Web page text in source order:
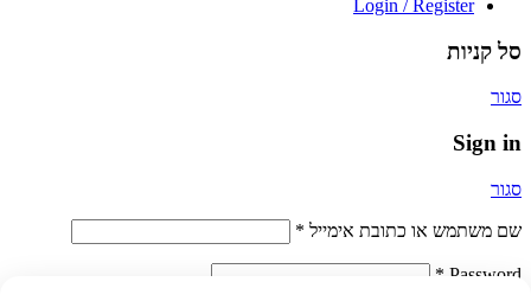
Login / Register
סל קניות
סגור
Sign in
סגור
שם משתמש או כתובת אימייל *
Password
*